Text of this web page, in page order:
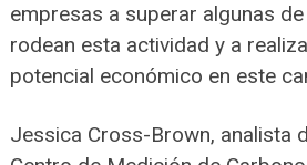
empresas a superar algunas
rodean esta actividad y a
potencial económico en este
Jessica Cross-Brown, analista